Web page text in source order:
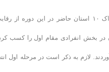
وی افزود: تهران، قزوین، کرج، مشهد، گیلان، گلستان، بوشهر، کیش،
در بخش انفرادی مقام اول را کسب